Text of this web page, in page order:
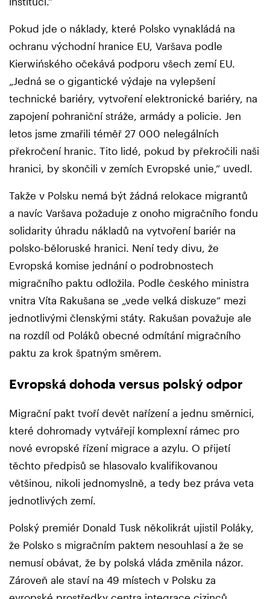
Pokud jde o náklady, které Polsko vynakládá na
ochranu východní hranice EU, Varšava podle
Kierwińského očekává podporu všech zemí EU.
„Jedná se o gigantické výdaje na vylepšení
technické bariéry, vytvoření elektronické bariéry, na
zapojení pohraniční stráže, armády a policie. Jen
letos jsme zmařili téměř 27 000 nelegálních
překročení hranic. Tito lidé, pokud by překročili naši
hranici, by skončili v zemích Evropské unie,“ uvedl.
Takže v Polsku nemá být žádná relokace migrantů
a navíc Varšava požaduje z onoho migračního fondu
solidarity úhradu nákladů na vytvoření bariér na
polsko-běloruské hranici. Není tedy divu, že
Evropská komise jednání o podrobnostech
migračního paktu odložila. Podle českého ministra
vnitra Víta Rakušana se „vede velká diskuze“ mezi
jednotlivými členskými státy. Rakušan považuje ale
na rozdíl od Poláků obecné odmítání migračního
paktu za krok špatným směrem.
Evropská dohoda versus polský odpor
Migrační pakt tvoří devět nařízení a jednu směrnici,
které dohromady vytvářejí komplexní rámec pro
nové evropské řízení migrace a azylu. O přijetí
těchto předpisů se hlasovalo kvalifikovanou
většinou, nikoli jednomyslně, a tedy bez práva veta
jednotlivých zemí.
Polský premiér Donald Tusk několikrát ujistil Poláky,
že Polsko s migračním paktem nesouhlasí a že se
nemusí obávat, že by polská vláda změnila názor.
Zároveň ale staví na 49 místech v Polsku za